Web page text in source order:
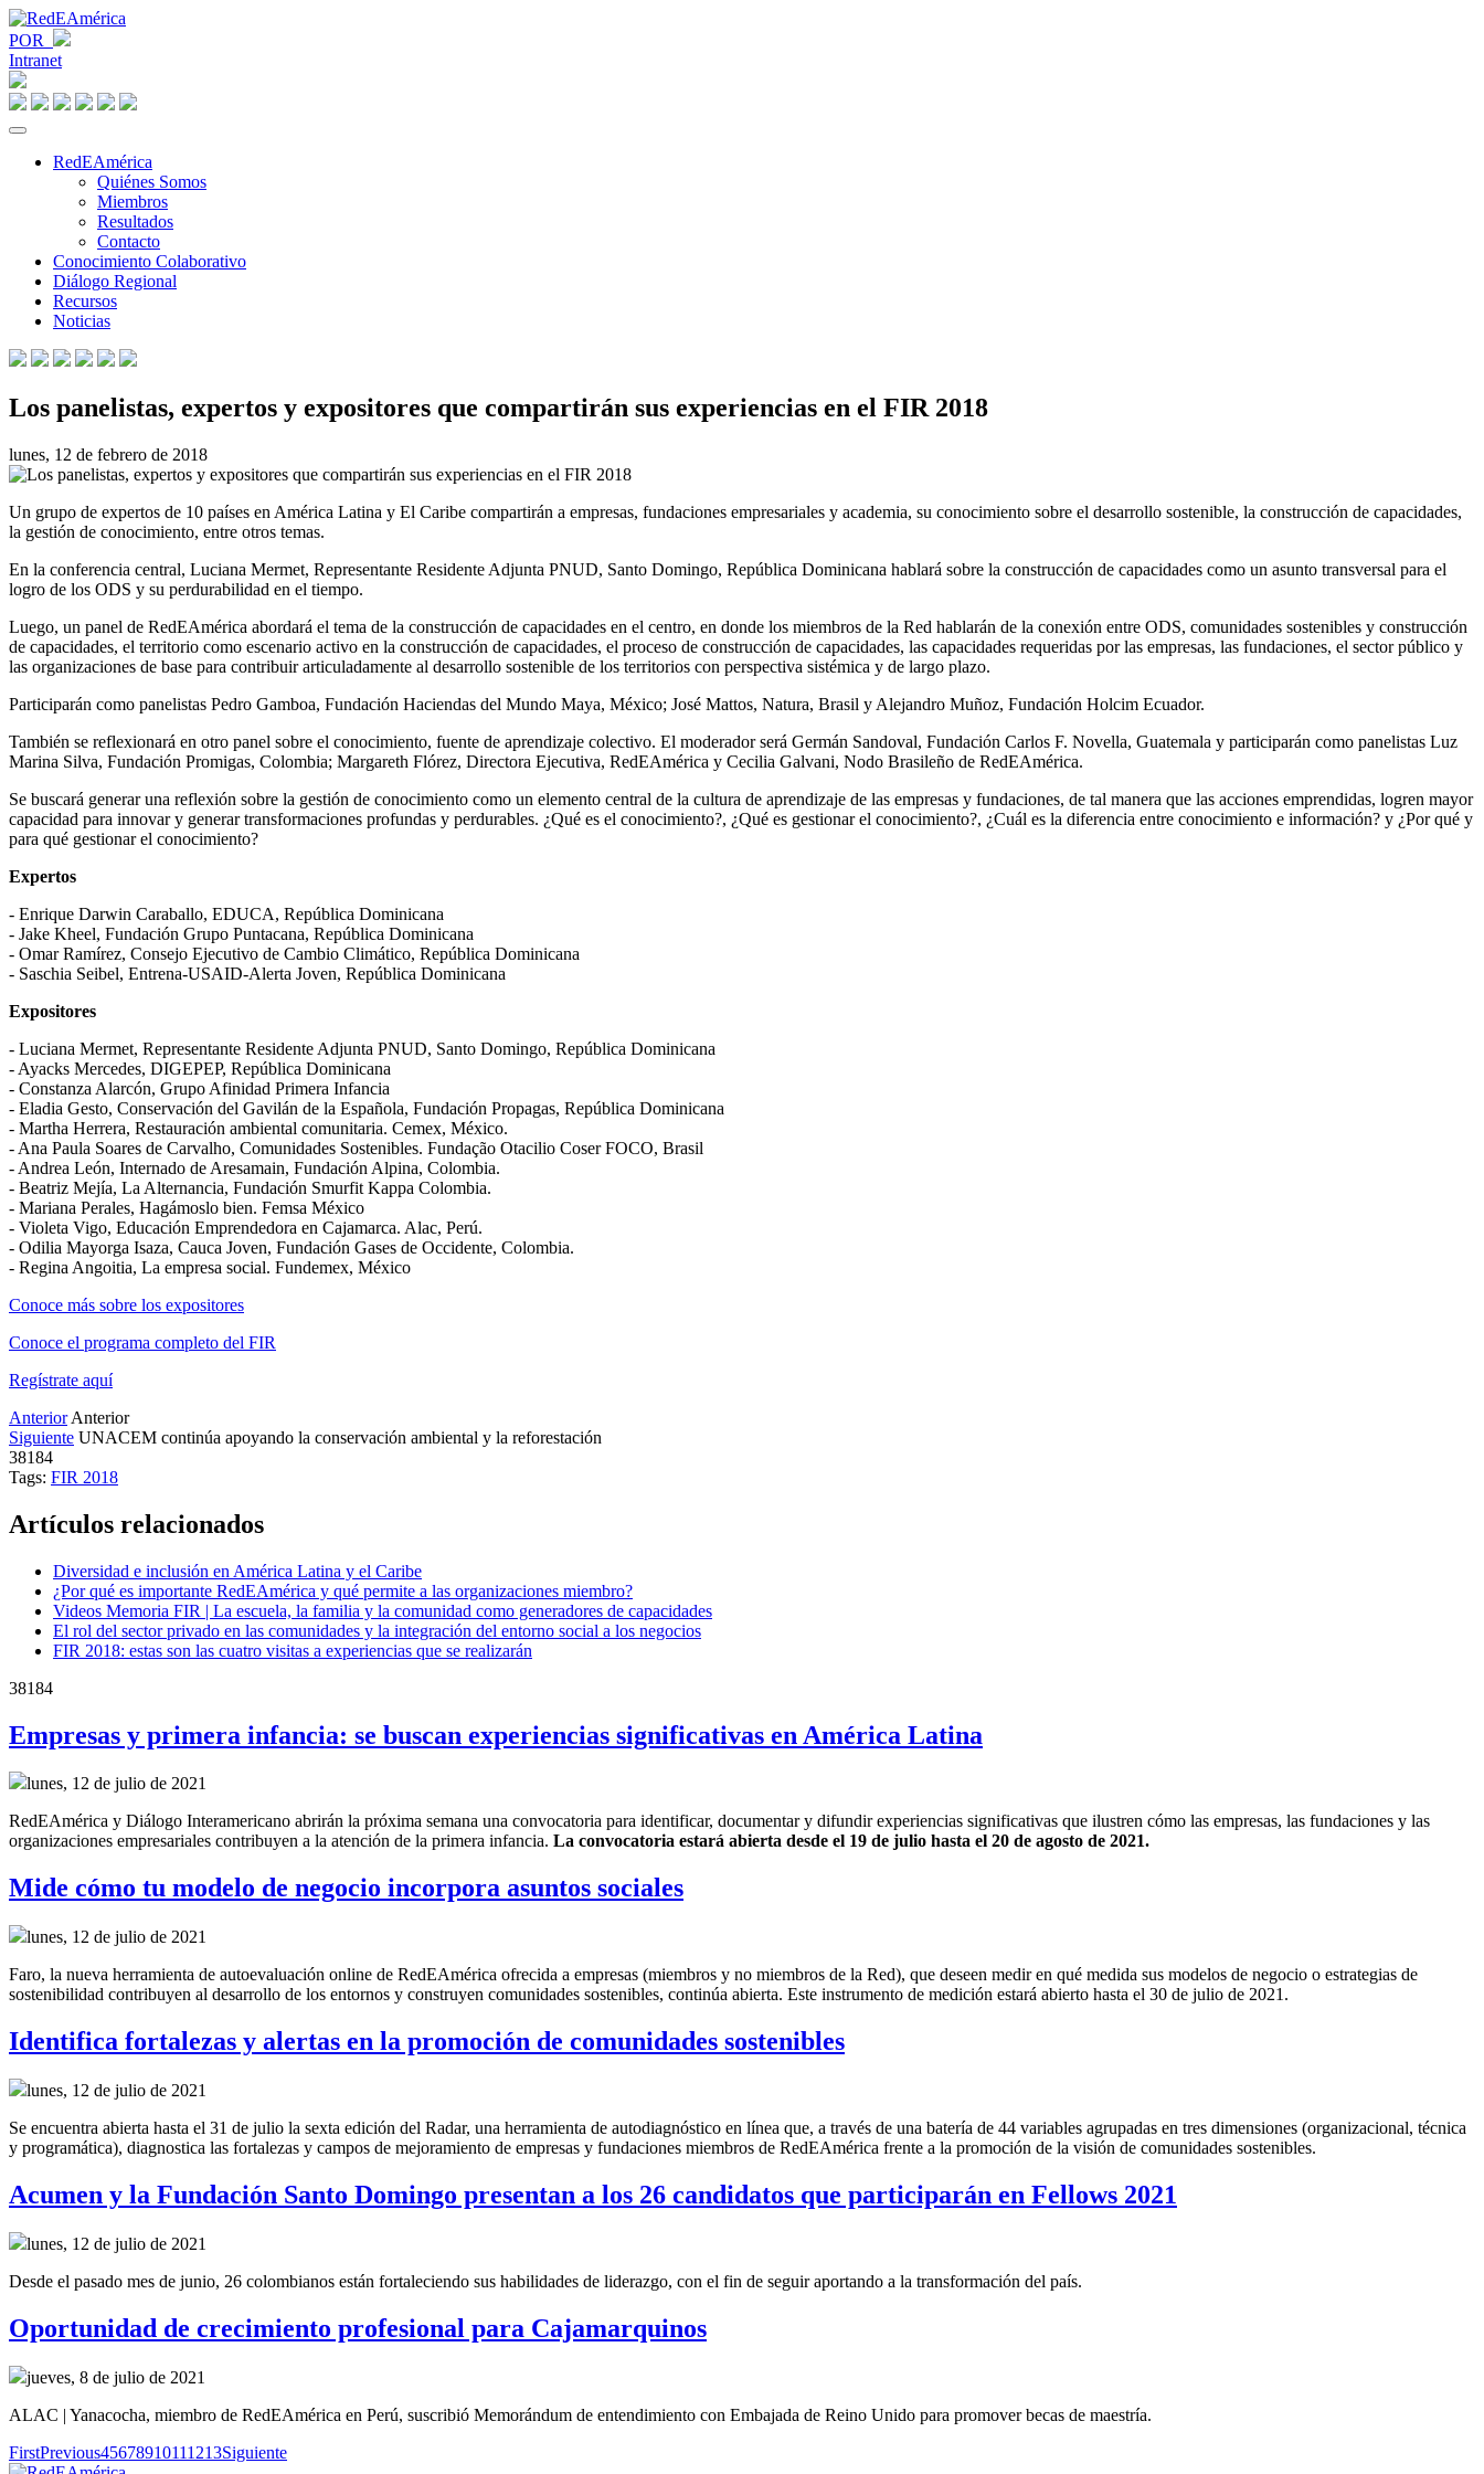
POR
Intranet
RedEAmérica
Quiénes Somos
Miembros
Resultados
Contacto
Conocimiento Colaborativo
Diálogo Regional
Recursos
Noticias
Los panelistas, expertos y expositores que compartirán sus experiencias en el FIR 2018
lunes, 12 de febrero de 2018
Un grupo de expertos de 10 países en América Latina y El Caribe compartirán a empresas, fundaciones empresariales y academia, su conocimiento sobre el desarrollo sostenible, la construcción de capacidades,
la gestión de conocimiento, entre otros temas.
En la conferencia central, Luciana Mermet, Representante Residente Adjunta PNUD, Santo Domingo, República Dominicana hablará sobre la construcción de capacidades como un asunto transversal para el
logro de los ODS y su perdurabilidad en el tiempo.
Luego, un panel de RedEAmérica abordará el tema de la construcción de capacidades en el centro, en donde los miembros de la Red hablarán de la conexión entre ODS, comunidades sostenibles y construcción
de capacidades, el territorio como escenario activo en la construcción de capacidades, el proceso de construcción de capacidades, las capacidades requeridas por las empresas, las fundaciones, el sector público y
las organizaciones de base para contribuir articuladamente al desarrollo sostenible de los territorios con perspectiva sistémica y de largo plazo.
Participarán como panelistas Pedro Gamboa, Fundación Haciendas del Mundo Maya, México; José Mattos, Natura, Brasil y Alejandro Muñoz, Fundación Holcim Ecuador.
También se reflexionará en otro panel sobre el conocimiento, fuente de aprendizaje colectivo. El moderador será Germán Sandoval, Fundación Carlos F. Novella, Guatemala y participarán como panelistas Luz
Marina Silva, Fundación Promigas, Colombia; Margareth Flórez, Directora Ejecutiva, RedEAmérica y Cecilia Galvani, Nodo Brasileño de RedEAmérica.
Se buscará generar una reflexión sobre la gestión de conocimiento como un elemento central de la cultura de aprendizaje de las empresas y fundaciones, de tal manera que las acciones emprendidas, logren mayor
capacidad para innovar y generar transformaciones profundas y perdurables. ¿Qué es el conocimiento?, ¿Qué es gestionar el conocimiento?, ¿Cuál es la diferencia entre conocimiento e información? y ¿Por qué y
para qué gestionar el conocimiento?
Expertos
- Enrique Darwin Caraballo, EDUCA, República Dominicana
- Jake Kheel, Fundación Grupo Puntacana, República Dominicana
- Omar Ramírez, Consejo Ejecutivo de Cambio Climático, República Dominicana
- Saschia Seibel, Entrena-USAID-Alerta Joven, República Dominicana
Expositores
- Luciana Mermet, Representante Residente Adjunta PNUD, Santo Domingo, República Dominicana
- Ayacks Mercedes, DIGEPEP, República Dominicana
- Constanza Alarcón, Grupo Afinidad Primera Infancia
- Eladia Gesto, Conservación del Gavilán de la Española, Fundación Propagas, República Dominicana
- Martha Herrera, Restauración ambiental comunitaria. Cemex, México.
- Ana Paula Soares de Carvalho, Comunidades Sostenibles. Fundação Otacilio Coser FOCO, Brasil
- Andrea León, Internado de Aresamain, Fundación Alpina, Colombia.
- Beatriz Mejía, La Alternancia, Fundación Smurfit Kappa Colombia.
- Mariana Perales, Hagámoslo bien. Femsa México
- Violeta Vigo, Educación Emprendedora en Cajamarca. Alac, Perú.
- Odilia Mayorga Isaza, Cauca Joven, Fundación Gases de Occidente, Colombia.
- Regina Angoitia, La empresa social. Fundemex, México
Conoce más sobre los expositores
Conoce el programa completo del FIR
Regístrate aquí
Anterior Anterior
Siguiente UNACEM continúa apoyando la conservación ambiental y la reforestación
38184
Tags: FIR 2018
Artículos relacionados
Diversidad e inclusión en América Latina y el Caribe
¿Por qué es importante RedEAmérica y qué permite a las organizaciones miembro?
Videos Memoria FIR | La escuela, la familia y la comunidad como generadores de capacidades
El rol del sector privado en las comunidades y la integración del entorno social a los negocios
FIR 2018: estas son las cuatro visitas a experiencias que se realizarán
38184
Empresas y primera infancia: se buscan experiencias significativas en América Latina
lunes, 12 de julio de 2021
RedEAmérica y Diálogo Interamericano abrirán la próxima semana una convocatoria para identificar, documentar y difundir experiencias significativas que ilustren cómo las empresas, las fundaciones y las
organizaciones empresariales contribuyen a la atención de la primera infancia. La convocatoria estará abierta desde el 19 de julio hasta el 20 de agosto de 2021.
Mide cómo tu modelo de negocio incorpora asuntos sociales
lunes, 12 de julio de 2021
Faro, la nueva herramienta de autoevaluación online de RedEAmérica ofrecida a empresas (miembros y no miembros de la Red), que deseen medir en qué medida sus modelos de negocio o estrategias de
sostenibilidad contribuyen al desarrollo de los entornos y construyen comunidades sostenibles, continúa abierta. Este instrumento de medición estará abierto hasta el 30 de julio de 2021.
Identifica fortalezas y alertas en la promoción de comunidades sostenibles
lunes, 12 de julio de 2021
Se encuentra abierta hasta el 31 de julio la sexta edición del Radar, una herramienta de autodiagnóstico en línea que, a través de una batería de 44 variables agrupadas en tres dimensiones (organizacional, técnica
y programática), diagnostica las fortalezas y campos de mejoramiento de empresas y fundaciones miembros de RedEAmérica frente a la promoción de la visión de comunidades sostenibles.
Acumen y la Fundación Santo Domingo presentan a los 26 candidatos que participarán en Fellows 2021
lunes, 12 de julio de 2021
Desde el pasado mes de junio, 26 colombianos están fortaleciendo sus habilidades de liderazgo, con el fin de seguir aportando a la transformación del país.
Oportunidad de crecimiento profesional para Cajamarquinos
jueves, 8 de julio de 2021
ALAC | Yanacocha, miembro de RedEAmérica en Perú, suscribió Memorándum de entendimiento con Embajada de Reino Unido para promover becas de maestría.
FirstPrevious45678910111213Siguiente